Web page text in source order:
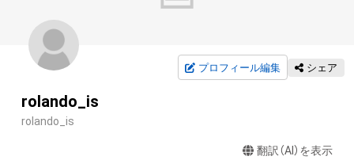
プロフィール編集 シェア
rolando_is
rolando_is
翻訳（AI）を表示